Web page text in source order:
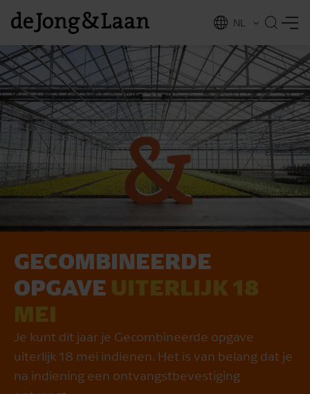
NL
EN
GECOMBINEERDE
OPGAVE UITERLIJK 18
MEI
Je kunt dit jaar je Gecombineerde opgave
uiterlijk 18 mei indienen. Het is van belang dat je
na indiening een ontvangstbevestiging